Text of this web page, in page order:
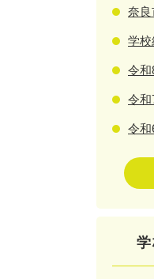
奈良
学
令和
令和
令和